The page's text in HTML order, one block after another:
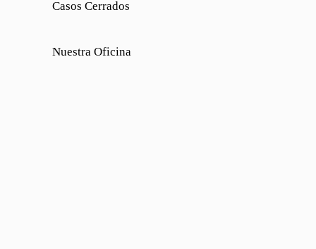
Casos Cerrados
Nuestra Oficina